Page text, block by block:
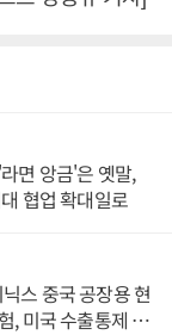
면 앙금'은 옛말,
협업 확대일로
스 중국 공장용 현
, 미국 수출통제 대